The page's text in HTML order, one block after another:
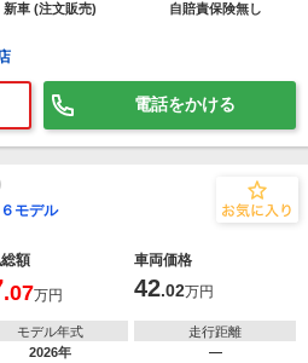
新車 (注文販売)
自賠責保険無し
電話をかける
モデル
額 車両価格
.07万円 42.02万円
モデル年式
2026年
走行距離
―